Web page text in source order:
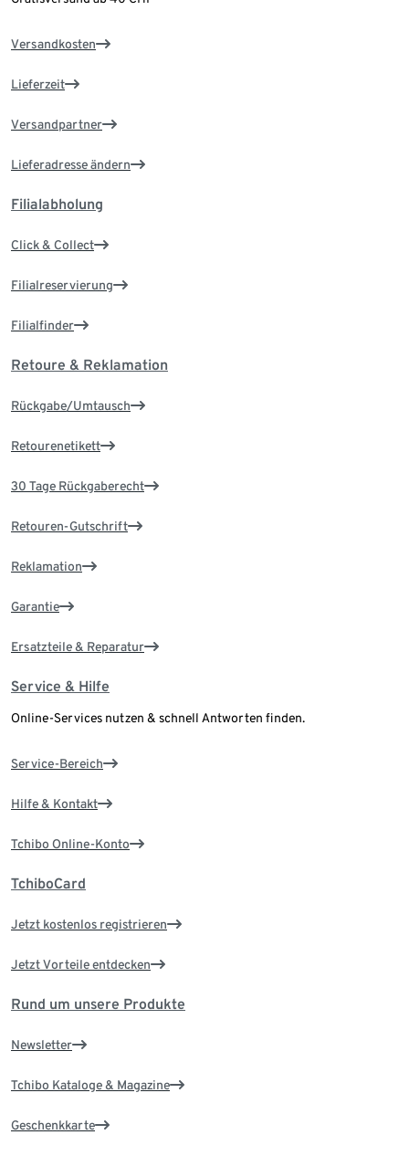
Versandkosten
Lieferzeit
Versandpartner
Lieferadresse ändern
Filialabholung
Click & Collect
Filialreservierung
Filialfinder
Retoure & Reklamation
Rückgabe/Umtausch
Retourenetikett
30 Tage Rückgaberecht
Retouren-Gutschrift
Reklamation
Garantie
Ersatzteile & Reparatur
Service & Hilfe
Online-Services nutzen & schnell Antworten finden.
Service-Bereich
Hilfe & Kontakt
Tchibo Online-Konto
TchiboCard
Jetzt kostenlos registrieren
Jetzt Vorteile entdecken
Rund um unsere Produkte
Newsletter
Tchibo Kataloge & Magazine
Geschenkkarte